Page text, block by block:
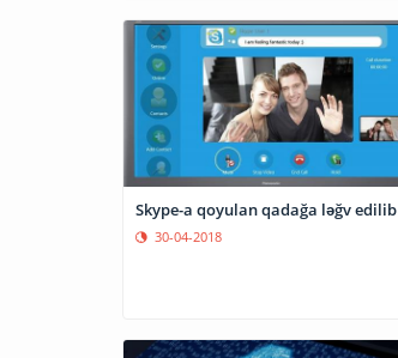
Skype-a qoyulan qadağa ləğv edilib
30-04-2018